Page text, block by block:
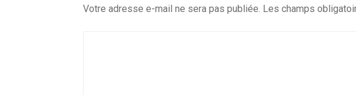
Votre adresse e-mail ne sera pas publiée. Les champs